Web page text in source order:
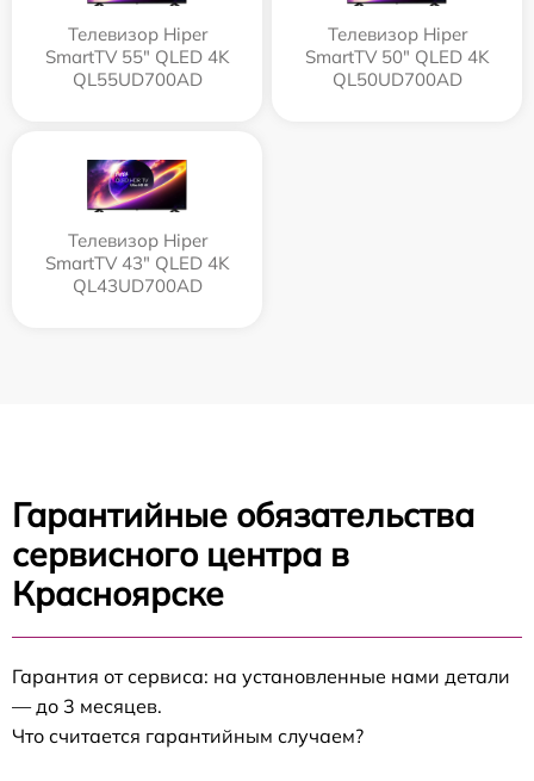
Телевизор Hiper
SmartTV 55" QLED 4K
QL55UD700AD
Телевизор Hiper
SmartTV 50" QLED 4K
QL50UD700AD
Телевизор Hiper
SmartTV 43" QLED 4K
QL43UD700AD
Гарантийные обязательства
сервисного центра в
Красноярске
Гарантия от сервиса: на установленные нами детали
— до 3 месяцев.
Что считается гарантийным случаем?